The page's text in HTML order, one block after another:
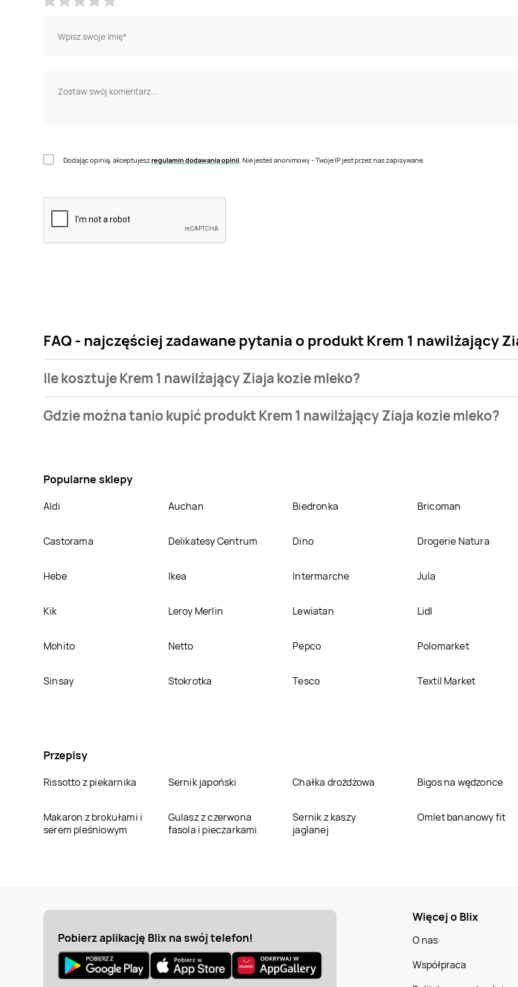
Dodając opinię, akceptujeszregulamin dodawania opinii . Nie jesteś anonimowy - Twoje IP jest przez nas zapisywane.
FAQ - najczęściej zadawane pytania o produkt Krem 1 nawilżający
Ile kosztuje Krem 1 nawilżający Ziaja kozie mleko?
nawilżający Ziaja kozie mleko kosztuje od 6 zł do 7,99 zł.
Gdzie można tanio kupić produkt Krem 1 nawilżający Ziaja kozie mleko?
Popularne sklepy
Aldi Auchan Biedronka Bricoman
Castorama Delikatesy Centrum Dino Drogerie Natura
Hebe Ikea Intermarche Jula
Kik Leroy Merlin Lewiatan Lidl
Mohito Netto Pepco Polomarket
Sinsay Stokrotka Tesco Textil Market
Przepisy
Rissotto z piekarnika Sernik japoński Chałka drożdżowa Bigos na wędzonce
Makaron z brokułami i
serem pleśniowym
Gulasz z czerwona
fasola i pieczarkami
Sernik z kaszy
jaglanej
Omlet bananowy fit
Pobierz aplikację Blix na swój telefon!
Więcej o Blix
O nas
Współpraca